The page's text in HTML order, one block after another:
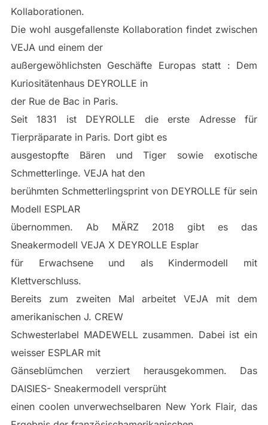
Kollaborationen.
Die wohl ausgefallenste Kollaboration findet zwischen
VEJA und einem der
außergewöhlichsten Geschäfte Europas statt : Dem
Kuriositätenhaus DEYROLLE in
der Rue de Bac in Paris.
Seit 1831 ist DEYROLLE die erste Adresse für
Tierpräparate in Paris. Dort gibt es
ausgestopfte Bären und Tiger sowie exotische
Schmetterlinge. VEJA hat den
berühmten Schmetterlingsprint von DEYROLLE für sein
Modell ESPLAR
übernommen. Ab MÄRZ 2018 gibt es das
Sneakermodell VEJA X DEYROLLE Esplar
für Erwachsene und als Kindermodell mit
Klettverschluss.
Bereits zum zweiten Mal arbeitet VEJA mit dem
amerikanischen J. CREW
Schwesterlabel MADEWELL zusammen. Dabei ist ein
weisser ESPLAR mit
Gänseblümchen verziert herausgekommen. Das
DAISIES- Sneakermodell versprüht
einen coolen unverwechselbaren New York Flair, das